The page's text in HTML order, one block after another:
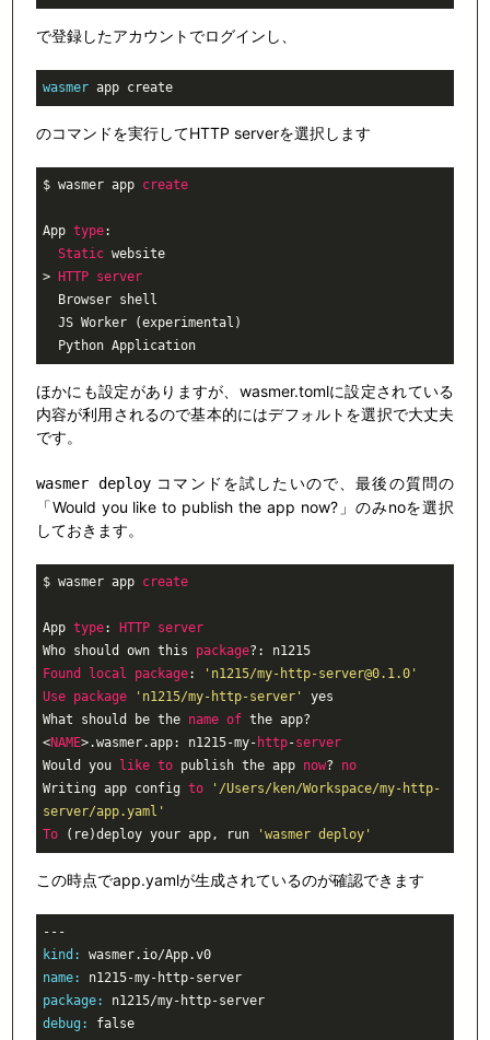
で登録したアカウントでログインし、
wasmer app create
のコマンドを実行してHTTP serverを選択します
$ wasmer app create
App type:
Static website
>
HTTP server
  Python Application
ほかにも設定がありますが、wasmer.tomlに設定されている
内容が利用されるので基本的にはデフォルトを選択で大丈夫
です。
wasmer deployコマンドを試したいので、最後の質問の
「Would you like to publish the app now?」のみnoを選択
しておきます。
$ wasmer app create
App type: HTTP server
Who should own this package
?: n1215
Found
local package:
'n1215/my-http-server@0.1.0'
Use package 'n1215/my-http-server'
yes
What should be the name of the app?
<NAME>.wasmer.app: n1215-my- http-server
Would you
like to publish the app now? no
Writing app config to
'/Users/ken/Workspace/my-http-
server/app.yaml'
To (re)deploy your app, run 'wasmer deploy'
この時点でapp.yamlが生成されているのが確認できます
kind:
wasmer.io/App.v0
name:
n1215-my-http-server
package:
n1215/my-http-server
debug:
false